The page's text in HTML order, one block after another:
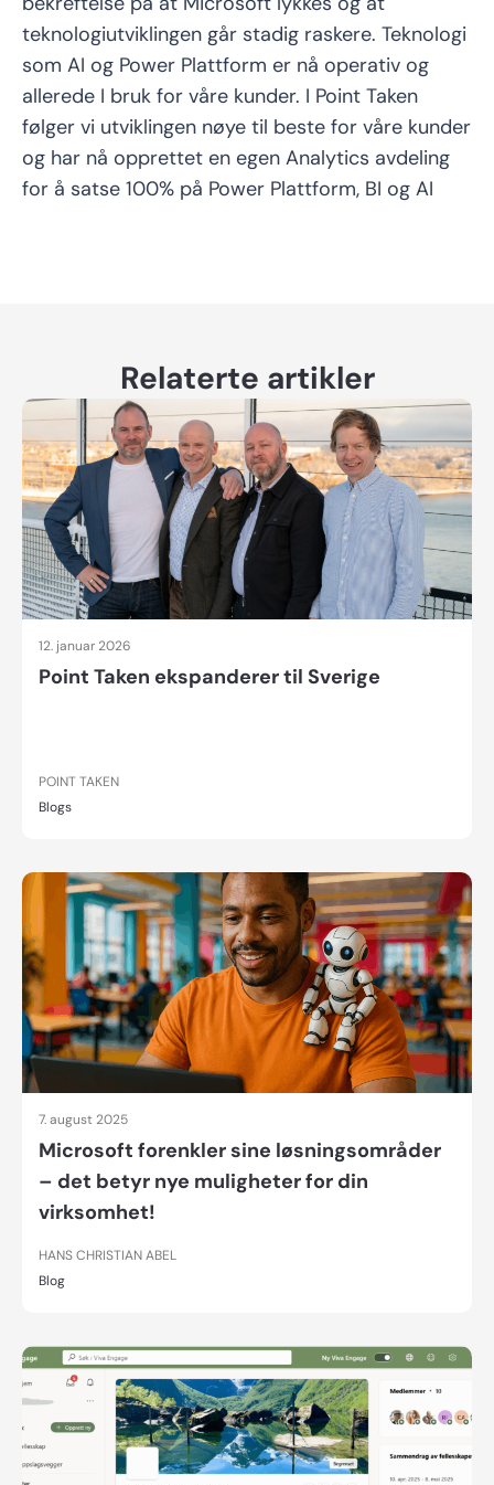
teknologiutviklingen går stadig raskere. Teknologi
som AI og Power Plattform er nå operativ og
allerede I bruk for våre kunder. I Point Taken
følger vi utviklingen nøye til beste for våre kunder
og har nå opprettet en egen Analytics avdeling
for å satse 100% på Power Plattform, BI og AI
Relaterte artikler
12. januar 2026
Point Taken ekspanderer til Sverige
POINT TAKEN
Blogs
7. august 2025
Microsoft forenkler sine løsningsområder
– det betyr nye muligheter for din
virksomhet!
HANS CHRISTIAN ABEL
Blog